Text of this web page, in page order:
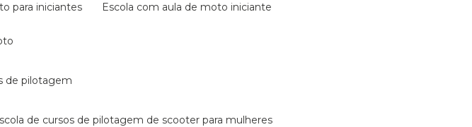
para iniciantes escola com aula de moto iniciante
de pilotagem
escola de cursos de pilotagem de scooter para mulheres